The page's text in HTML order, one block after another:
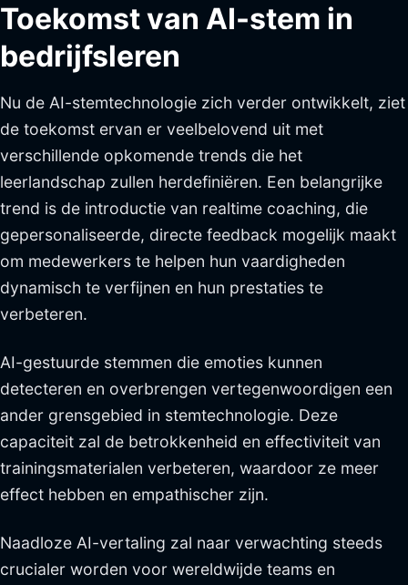
Toekomst van AI-stem in
bedrijfsleren
Nu de AI-stemtechnologie zich verder ontwikkelt, ziet
de toekomst ervan er veelbelovend uit met
verschillende opkomende trends die het
leerlandschap zullen herdefiniëren. Een belangrijke
trend is de introductie van realtime coaching, die
gepersonaliseerde, directe feedback mogelijk maakt
om medewerkers te helpen hun vaardigheden
dynamisch te verfijnen en hun prestaties te
verbeteren.
AI-gestuurde stemmen die emoties kunnen
detecteren en overbrengen vertegenwoordigen een
ander grensgebied in stemtechnologie. Deze
capaciteit zal de betrokkenheid en effectiviteit van
trainingsmaterialen verbeteren, waardoor ze meer
effect hebben en empathischer zijn.
Naadloze AI-vertaling zal naar verwachting steeds
crucialer worden voor wereldwijde teams en